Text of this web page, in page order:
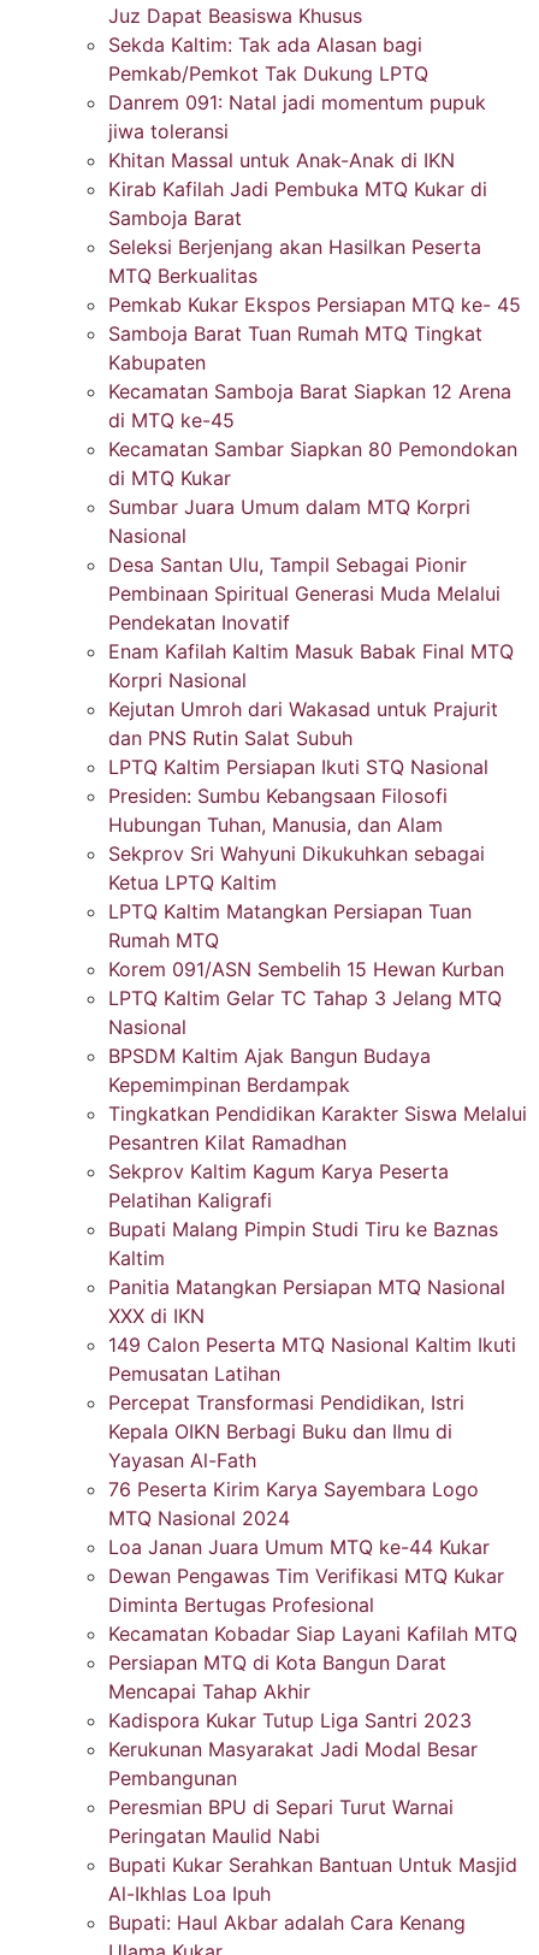
Juz Dapat Beasiswa Khusus
Sekda Kaltim: Tak ada Alasan bagi
Pemkab/Pemkot Tak Dukung LPTQ
Danrem 091: Natal jadi momentum pupuk
jiwa toleransi
Khitan Massal untuk Anak-Anak di IKN
Kirab Kafilah Jadi Pembuka MTQ Kukar di
Samboja Barat
Seleksi Berjenjang akan Hasilkan Peserta
MTQ Berkualitas
Pemkab Kukar Ekspos Persiapan MTQ ke- 45
Samboja Barat Tuan Rumah MTQ Tingkat
Kabupaten
Kecamatan Samboja Barat Siapkan 12 Arena
di MTQ ke-45
Kecamatan Sambar Siapkan 80 Pemondokan
di MTQ Kukar
Sumbar Juara Umum dalam MTQ Korpri
Nasional
Desa Santan Ulu, Tampil Sebagai Pionir
Pembinaan Spiritual Generasi Muda Melalui
Pendekatan Inovatif
Enam Kafilah Kaltim Masuk Babak Final MTQ
Korpri Nasional
Kejutan Umroh dari Wakasad untuk Prajurit
dan PNS Rutin Salat Subuh
LPTQ Kaltim Persiapan Ikuti STQ Nasional
Presiden: Sumbu Kebangsaan Filosofi
Hubungan Tuhan, Manusia, dan Alam
Sekprov Sri Wahyuni Dikukuhkan sebagai
Ketua LPTQ Kaltim
LPTQ Kaltim Matangkan Persiapan Tuan
Rumah MTQ
Korem 091/ASN Sembelih 15 Hewan Kurban
LPTQ Kaltim Gelar TC Tahap 3 Jelang MTQ
Nasional
BPSDM Kaltim Ajak Bangun Budaya
Kepemimpinan Berdampak
Tingkatkan Pendidikan Karakter Siswa Melalui
Pesantren Kilat Ramadhan
Sekprov Kaltim Kagum Karya Peserta
Pelatihan Kaligrafi
Bupati Malang Pimpin Studi Tiru ke Baznas
Kaltim
Panitia Matangkan Persiapan MTQ Nasional
XXX di IKN
149 Calon Peserta MTQ Nasional Kaltim Ikuti
Pemusatan Latihan
Percepat Transformasi Pendidikan, Istri
Kepala OIKN Berbagi Buku dan Ilmu di
Yayasan Al-Fath
76 Peserta Kirim Karya Sayembara Logo
MTQ Nasional 2024
Loa Janan Juara Umum MTQ ke-44 Kukar
Dewan Pengawas Tim Verifikasi MTQ Kukar
Diminta Bertugas Profesional
Kecamatan Kobadar Siap Layani Kafilah MTQ
Persiapan MTQ di Kota Bangun Darat
Mencapai Tahap Akhir
Kadispora Kukar Tutup Liga Santri 2023
Kerukunan Masyarakat Jadi Modal Besar
Pembangunan
Peresmian BPU di Separi Turut Warnai
Peringatan Maulid Nabi
Bupati Kukar Serahkan Bantuan Untuk Masjid
Al-Ikhlas Loa Ipuh
Bupati: Haul Akbar adalah Cara Kenang